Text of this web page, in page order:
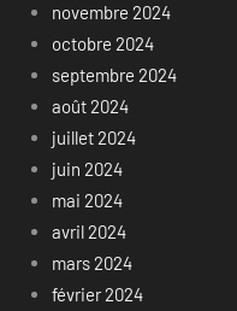
novembre 2024
octobre 2024
septembre 2024
août 2024
juillet 2024
juin 2024
mai 2024
avril 2024
mars 2024
février 2024